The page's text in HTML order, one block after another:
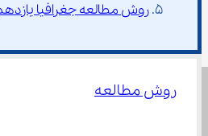
روش مطالعه جغرافیا
روش مطالعه